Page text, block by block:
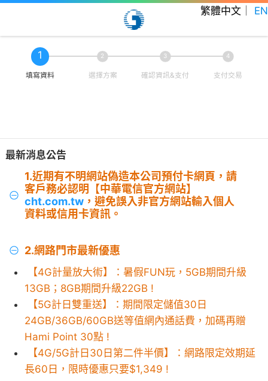
繁體中文 EN
1
填寫資料
2
選擇方案
3
確認資訊&支付
4
支付交易
最新消息公告
1.近期有不明網站偽造本公司預付卡網頁，請
客戶務必認明【中華電信官方網站】
cht.com.tw ，避免誤入非官方網站輸入個人
資料或信用卡資訊。
2.網路門市最新優惠
【4G計量放大術】：暑假FUN玩，5GB期間升級
13GB；8GB期間升級22GB !
【5G計日雙重送】：期間限定儲值30日
24GB/36GB/60GB送等值網內通話費，加碼再贈
Hami Point 30點 !
【4G/5G計日30日第二件半價】：網路限定效期延
長60日，限時優惠只要$1,349 !